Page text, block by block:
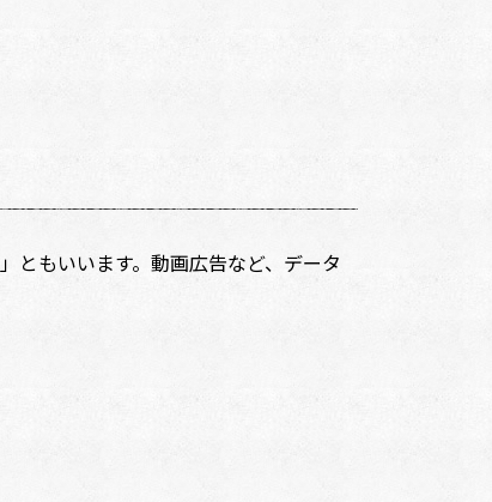
」ともいいます。動画広告など、データ